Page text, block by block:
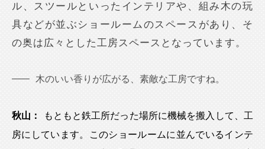
ル、スツールといったインテリアや、組み木の玩
具などが並ぶショールームのスペースがあり、そ
の奥は広々とした工房スペースとなっています。
木のいい香りが広がる、素敵な工房ですね。
秋山：
もともと鉄工所だった場所に機械を搬入して、工
房にしています。このショールームに並んでいるインテ